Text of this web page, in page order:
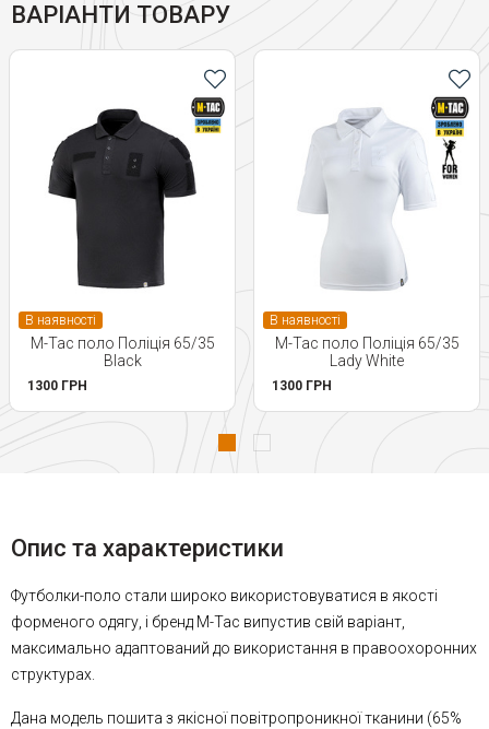
ВАРІАНТИ ТОВАРУ
В наявності
M-Tac поло Поліція 65/35
Black
1300 ГРН
В наявності
M-Tac поло Поліція 65/35
Lady White
1300 ГРН
Опис та характеристики
Футболки-поло стали широко використовуватися в якості
форменого одягу, і бренд M-Tac випустив свій варіант,
максимально адаптований до використання в правоохоронних
структурах.
Дана модель пошита з якісної повітропроникної тканини (65%